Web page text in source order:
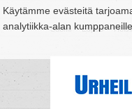
Käytämme evästeitä
analytiikka-alan
Suomi Espoo